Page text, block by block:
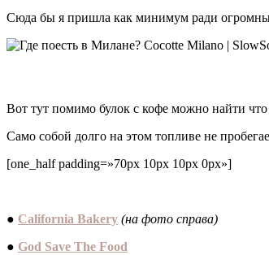
Сюда бы я пришла как минимум ради
Вот тут помимо булок с кофе можно найти
Само собой долго на этом топливе не
[one_half padding=»70px 10px 10px 0px»]
● California Bakery (на фото справа)
● God Save The Food